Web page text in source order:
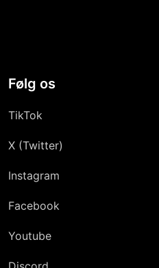
Følg os
TikTok
X (Twitter)
Instagram
Facebook
Youtube